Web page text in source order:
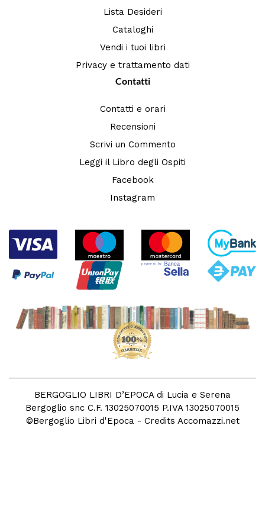
Lista Desideri
Cataloghi
Vendi i tuoi libri
Privacy e trattamento dati
Contatti
Contatti e orari
Recensioni
Scrivi un Commento
Leggi il Libro degli Ospiti
Facebook
Instagram
BERGOGLIO LIBRI D’EPOCA di Lucia e Serena
Bergoglio snc C.F. 13025070015 P.IVA 13025070015
©Bergoglio Libri d'Epoca - Credits Accomazzi.net